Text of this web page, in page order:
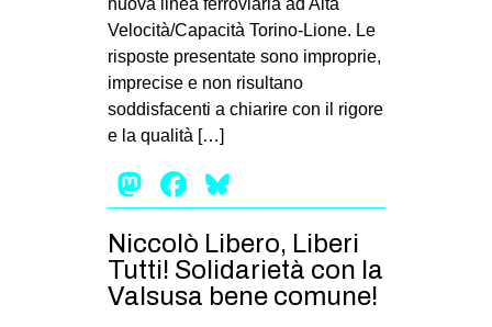
nuova linea ferroviaria ad Alta
Velocità/Capacità Torino-Lione. Le
risposte presentate sono improprie,
imprecise e non risultano
soddisfacenti a chiarire con il rigore
e la qualità […]
Mastodon
Facebook
Niccolò Libero, Liberi
Tutti! Solidarietà con la
Valsusa bene comune!